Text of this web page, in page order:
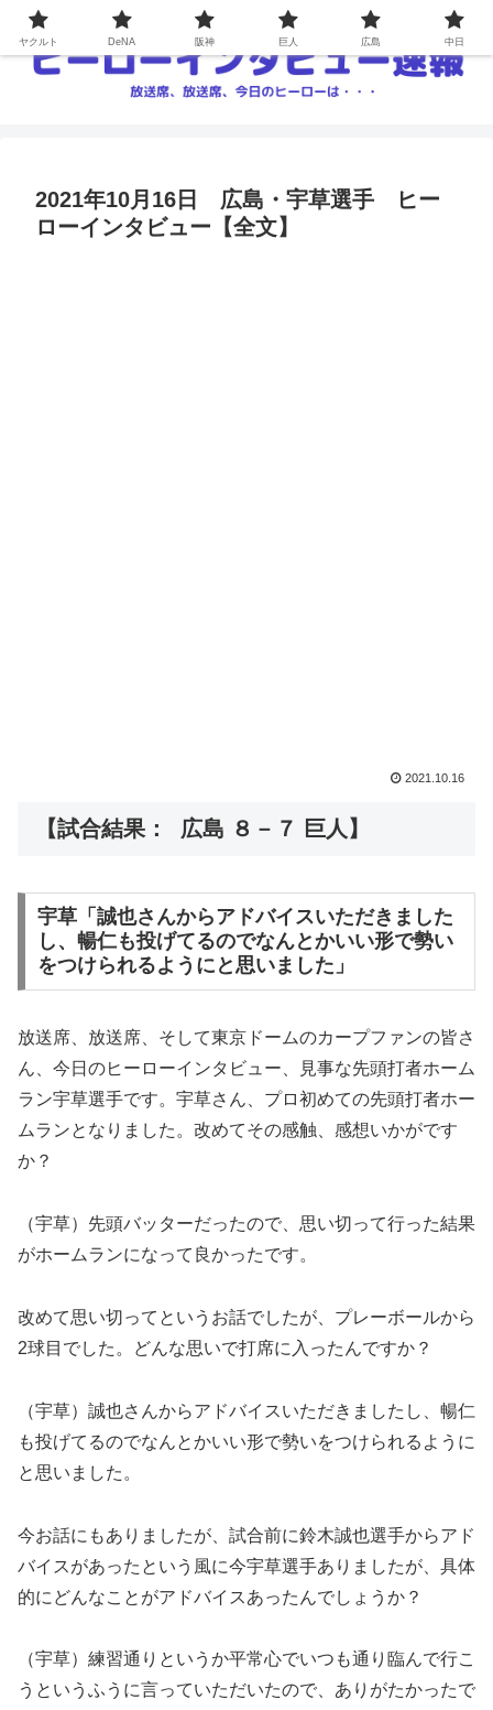
2021年10月16日 広島・宇草選手 ヒー
ローインタビュー【全文】
2021.10.16
【試合結果： 広島 ８－７ 巨人】
宇草「誠也さんからアドバイスいただきました
し、暢仁も投げてるのでなんとかいい形で勢い
をつけられるようにと思いました」
放送席、放送席、そして東京ドームのカープファンの皆さ
ん、今日のヒーローインタビュー、見事な先頭打者ホーム
ラン宇草選手です。宇草さん、プロ初めての先頭打者ホー
ムランとなりました。改めてその感触、感想いかがです
か？
（宇草）先頭バッターだったので、思い切って行った結果
がホームランになって良かったです。
改めて思い切ってというお話でしたが、プレーボールから
2球目でした。どんな思いで打席に入ったんですか？
（宇草）誠也さんからアドバイスいただきましたし、暢仁
も投げてるのでなんとかいい形で勢いをつけられるように
と思いました。
今お話にもありましたが、試合前に鈴木誠也選手からアド
バイスがあったという風に今宇草選手ありましたが、具体
的にどんなことがアドバイスあったんでしょうか？
（宇草）練習通りというか平常心でいつも通り臨んで行こ
うというふうに言っていただいたので、ありがたかったで
ヤクルト DeNA 阪神 巨人 広島 中日